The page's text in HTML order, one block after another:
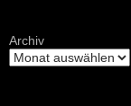
Archiv